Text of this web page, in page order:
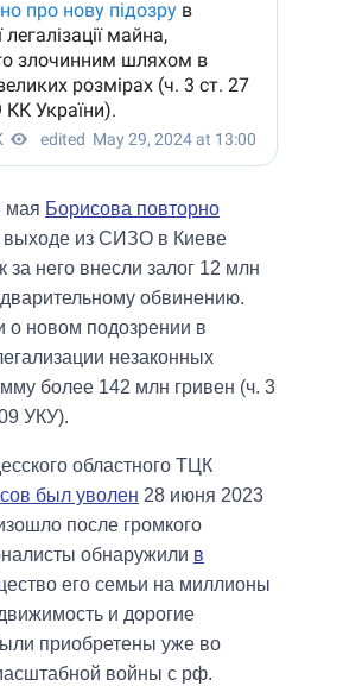
мая Борисова повторно
выходе из СИЗО в Киеве
за него внесли залог 12 млн
обвинению.
о новом подозрении в
незаконных
более 142 млн гривен (ч. 3
УКУ).
областного ТЦК
был уволен 28 июня 2023
после громкого
обнаружили в
его семьи на миллионы
и дорогие
приобретены уже во
войны с рф.